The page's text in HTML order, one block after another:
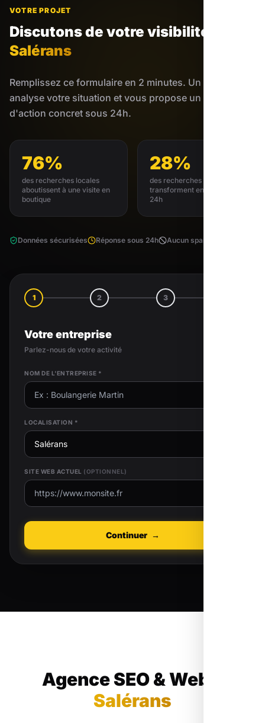
VOTRE PROJET
Discutons de votre visibilité
Salérans
Remplissez ce formulaire en 2 minutes. Un expert
analyse votre situation et vous propose un plan
d'action concret sous 24h.
76%
des recherches locales
aboutissent à une visite en
boutique
28%
des recherches locales se
transforment en achat sous
24h
Données sécurisées Réponse sous 24h Aucun spam
1 2 3
Votre entreprise
Parlez-nous de votre activité
NOM DE L'ENTREPRISE *
LOCALISATION *
SITE WEB ACTUEL (OPTIONNEL)
Continuer →
Agence SEO & Web
Salérans